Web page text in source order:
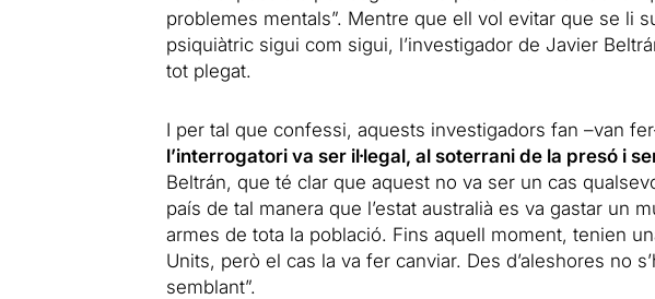
problemes mentals”. Mentre que ell vol evitar que se li
psiquiàtric sigui com sigui, l’investigador de Javier
tot plegat.
I per tal que confessi, aquests investigadors fan –van
l’interrogatori va ser il·legal, al soterrani de la presó i
Beltrán, que té clar que aquest no va ser un cas
país de tal manera que l’estat australià es va gastar un
armes de tota la població. Fins aquell moment, tenien
Units, però el cas la va fer canviar. Des d’aleshores no
semblant”.